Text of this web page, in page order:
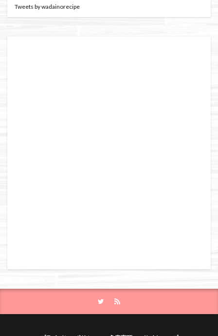
Tweets by wadainorecipe